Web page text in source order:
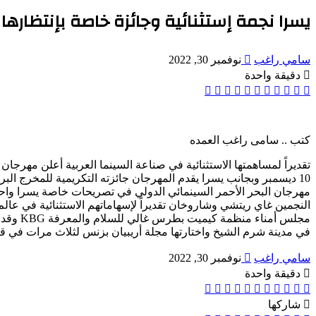
يسرا نجمة إستثنائية وجائزة خاصة بإنتظارها
سامي راغب
أرسل
إلكترونيا
نوفمبر 30, 2022
دقيقة واحدة
فيسبوك ‫X
لينكدإن
بينتيريست‫Pocket
واتساب
تيلقرامڤايبر
كتب .. سامى راغب العمده
10 ديسمبر وبجانب يسرا يقدم المهرجان جائزته التكريمية
مهرجان البحر الأحمر السينمائي الدولي في تصريحات خاصة يسرا
النجمين غاي ريتشي وشاروخان تقديراً لإسهاماتهم الاستثنائية في
في مدينة شرم الشيخ واختارتها مجلة أريبيان بزنس لثلاث مرات في قائمتها
سامي راغب
أرسل
إلكترونيا
نوفمبر 30, 2022
دقيقة واحدة
فيسبوك ‫X
لينكدإن
بينتيريست‫Pocket
واتساب
تيلقرامڤايبر
شاركها